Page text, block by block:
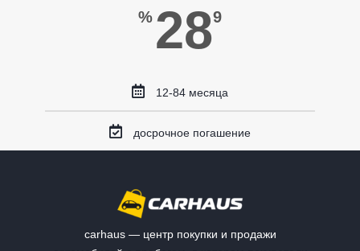
% 289
12-84 месяца
досрочное погашение
carhaus — центр покупки и продажи